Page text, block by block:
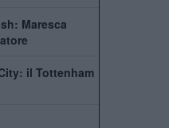
Maresca
il Tottenham